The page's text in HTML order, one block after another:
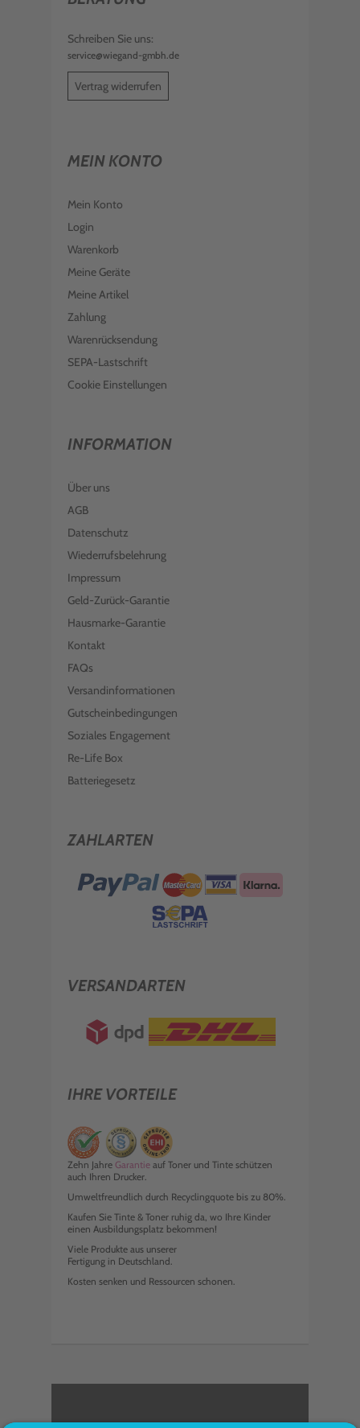
Schreiben Sie uns:
service@wiegand-gmbh.de
Vertrag widerrufen
MEIN KONTO
Mein Konto
Login
Warenkorb
Meine Geräte
Meine Artikel
Zahlung
Warenrücksendung
SEPA-Lastschrift
Cookie Einstellungen
INFORMATION
Über uns
AGB
Datenschutz
Wiederrufsbelehrung
Impressum
Geld-Zurück-Garantie
Hausmarke-Garantie
Kontakt
FAQs
Versandinformationen
Gutscheinbedingungen
Soziales Engagement
Re-Life Box
Batteriegesetz
ZAHLARTEN
VERSANDARTEN
IHRE VORTEILE
Zehn Jahre Garantie auf Toner und Tinte schützen
auch Ihren Drucker.
Umweltfreundlich durch Recyclingquote bis zu 80%.
Kaufen Sie Tinte & Toner ruhig da, wo Ihre Kinder
einen Ausbildungsplatz bekommen!
Viele Produkte aus unserer
Fertigung in Deutschland.
Kosten senken und Ressourcen schonen.
<